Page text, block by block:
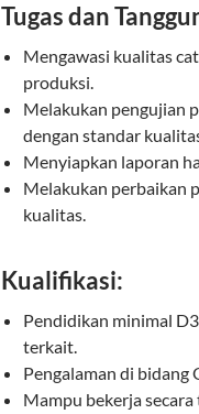
Tugas dan
Mengawasi kualitas
produksi.
Melakukan pengujian
dengan standar
Menyiapkan laporan
Melakukan perbaikan
kualitas.
Kualifikasi:
Pendidikan minimal
terkait.
Pengalaman di
Mampu bekerja